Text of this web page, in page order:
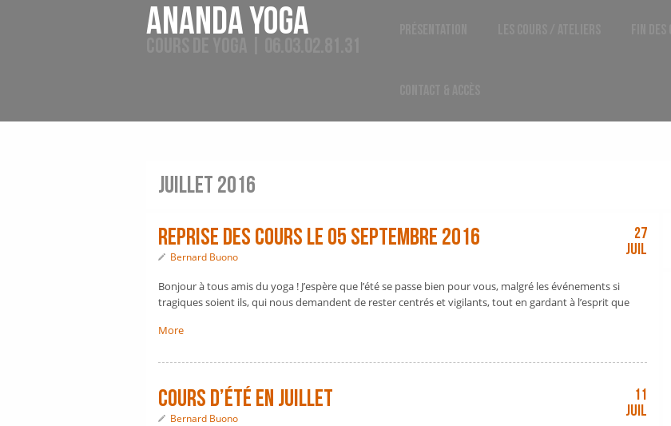
Ananda Yoga
juillet 2016
REPRISE DES COURS LE 05 SEPTEMBRE 2016
Bernard Buono
27
Juil
Bonjour à tous amis du yoga ! J’espère que l’été se passe bien pour vous, malgré les événements si
tragiques soient ils, qui nous demandent de rester centrés et vigilants, tout en gardant à l’esprit que
More
Cours d’été en juillet
Bernard Buono
11
Juil